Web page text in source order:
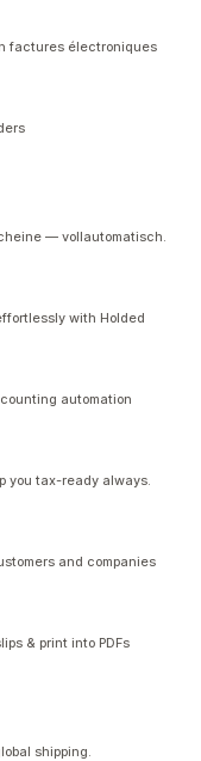
factures électroniques
— vollautomatisch.
with Holded
automation
you tax-ready always.
and companies
& print into PDFs
shipping.